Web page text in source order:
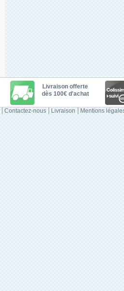
Livraison offerte
dès 100€ d'achat
Contactez-nous Livraison Mentions